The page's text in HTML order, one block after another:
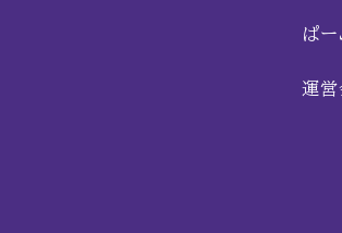
ぱ
運営